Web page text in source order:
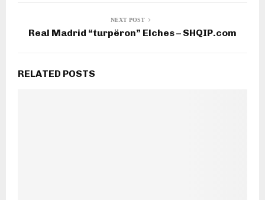
NEXT POST
Real Madrid “turpëron” Elches – SHQIP.com
RELATED POSTS